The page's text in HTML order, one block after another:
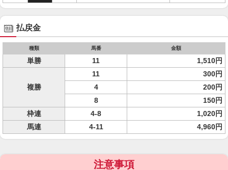
払戻金
種類 馬番 金額
単勝 11 1,510円
複勝
11
300円
4
200円
8
150円
枠連
4-8
1,020円
馬連
4-11 4,960円
注意事項